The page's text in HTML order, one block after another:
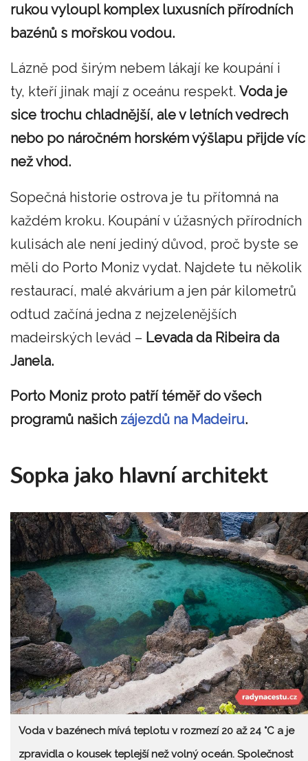
rukou vyloupl komplex luxusních přírodních
bazénů s mořskou vodou.
Lázně pod širým nebem lákají ke koupání i
ty, kteří jinak mají z oceánu respekt. Voda je
sice trochu chladnější, ale v letních vedrech
nebo po náročném horském výšlapu přijde víc
než vhod.
Sopečná historie ostrova je tu přítomná na
každém kroku. Koupání v úžasných přírodních
kulisách ale není jediný důvod, proč byste se
měli do Porto Moniz vydat. Najdete tu několik
restaurací, malé akvárium a jen pár kilometrů
odtud začíná jedna z nejzelenějších
madeirských levád – Levada da Ribeira da
Janela.
Porto Moniz proto patří téměř do všech
programů našich zájezdů na Madeiru.
Sopka jako hlavní architekt
Voda v bazénech mívá teplotu v rozmezí 20 až 24 °C a je
zpravidla o kousek teplejší než volný oceán. Společnost